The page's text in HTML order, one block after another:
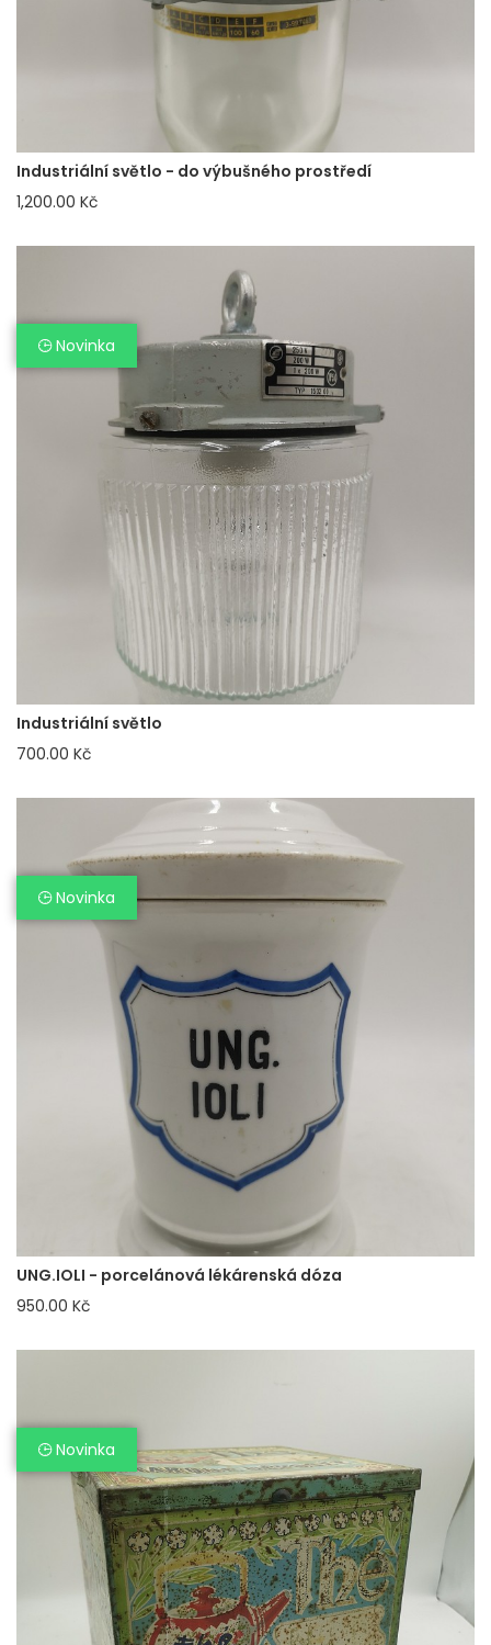
Industriální světlo - do výbušného prostředí
1,200.00 Kč
Industriální světlo
Novinka
700.00 Kč
UNG.IOLI - porcelánová lékárenská dóza
Novinka
950.00 Kč
Novinka